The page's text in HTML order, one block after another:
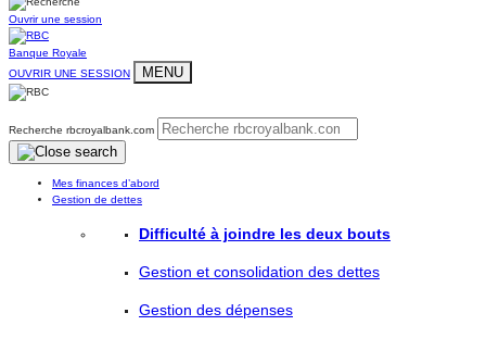
Ouvrir une session
Banque Royale
OUVRIR UNE SESSION
MENU
Recherche rbcroyalbank.com
Mes finances d’abord
Gestion de dettes
Difficulté à joindre les deux bouts
Gestion et consolidation des dettes
Gestion des dépenses